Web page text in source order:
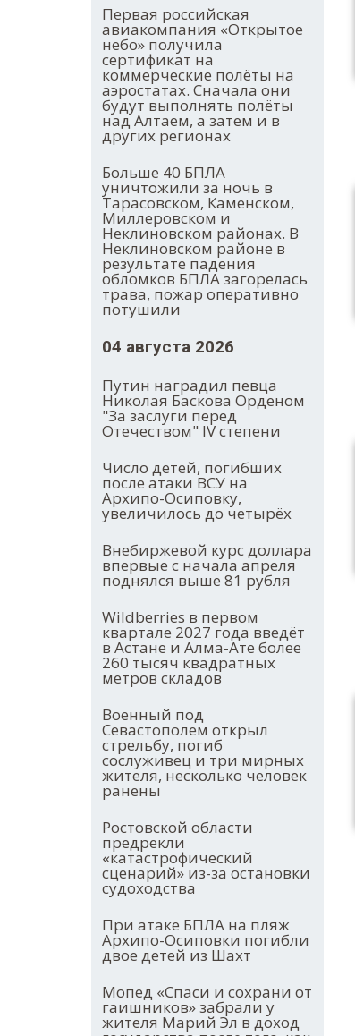
Первая российская
авиакомпания «Открытое
небо» получила
сертификат на
коммерческие полёты на
аэростатах. Сначала они
будут выполнять полёты
над Алтаем, а затем и в
других регионах
Больше 40 БПЛА
уничтожили за ночь в
Тарасовском, Каменском,
Миллеровском и
Неклиновском районах. В
Неклиновском районе в
результате падения
обломков БПЛА загорелась
трава, пожар оперативно
потушили
04 августа 2026
Путин наградил певца
Николая Баскова Орденом
"За заслуги перед
Отечеством" IV степени
Число детей, погибших
после атаки ВСУ на
Архипо-Осиповку,
увеличилось до четырёх
Внебиржевой курс доллара
впервые с начала апреля
поднялся выше 81 рубля
Wildberries в первом
квартале 2027 года введёт
в Астане и Алма-Ате более
260 тысяч квадратных
метров складов
Военный под
Севастополем открыл
стрельбу, погиб
сослуживец и три мирных
жителя, несколько человек
ранены
Ростовской области
предрекли
«катастрофический
сценарий» из-за остановки
судоходства
При атаке БПЛА на пляж
Архипо-Осиповки погибли
двое детей из Шахт
Мопед «Спаси и сохрани от
гаишников» забрали у
жителя Марий Эл в доход